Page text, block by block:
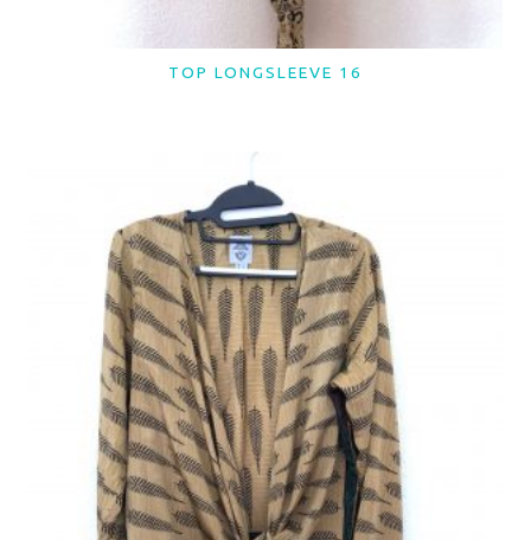
LER MAIS
TOP LONGSLEEVE 16